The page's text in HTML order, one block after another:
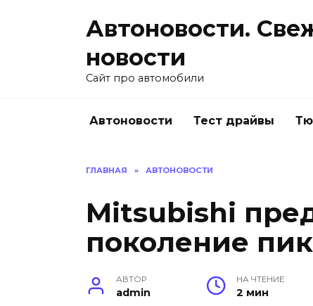
Автоновости.
новости
Сайт про автомобили
Автоновости Тест драйвы
ГЛАВНАЯ » АВТОНОВОСТИ
Mitsubishi
поколение
АВТОР
admin
НА ЧТЕНИЕ
2 мин